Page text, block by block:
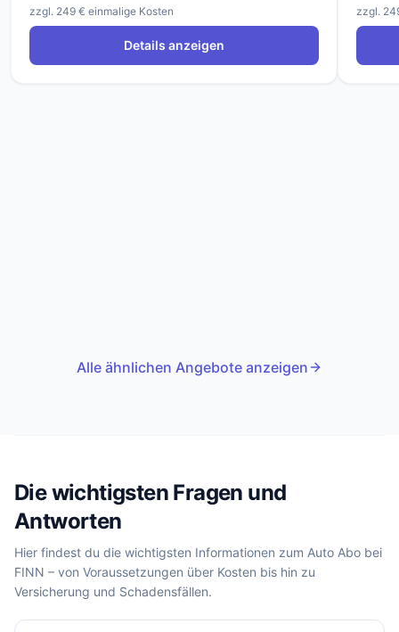
zzgl. 249 € einmalige Kosten
Details anzeigen
zzgl.
Alle ähnlichen Angebote anzeigen
Die wichtigsten Fragen und
Antworten
Hier findest du die wichtigsten Informationen zum Auto Abo bei
FINN – von Voraussetzungen über Kosten bis hin zu
Versicherung und Schadensfällen.